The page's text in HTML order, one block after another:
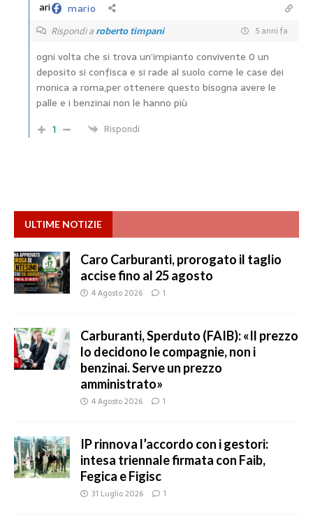
mario
Rispondi aroberto timpani 5 anni fa
ogni volta che si trova un’impianto convivente 0 un
deposito si confisca e si rade al suolo come le case dei
monica a roma,per ottenere questo bisogna avere le
palle e i benzinai non le hanno più
1
Rispondi
ULTIME NOTIZIE
Caro Carburanti, prorogato il taglio
accise fino al 25 agosto
4 Agosto 2026 1
Carburanti, Sperduto (FAIB): «Il prezzo
lo decidono le compagnie, non i
benzinai. Serve un prezzo
amministrato»
4 Agosto 2026 1
IP rinnova l’accordo con i gestori:
intesa triennale firmata con Faib,
Fegica e Figisc
31 Luglio 2026 1